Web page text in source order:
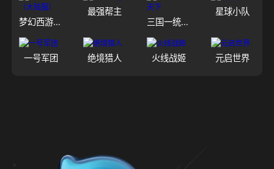
梦幻西游（大陆服）
最强帮主
三国一统天下
星球小队
一号军团 绝境猎人 火线战姬 元启世界